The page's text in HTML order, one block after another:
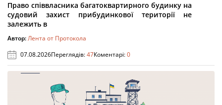
Право співвласника багатоквартирного будинку на
судовий захист прибудинкової території не
залежить в
Автор:Лента от Протокола
07.08.2026Переглядів:47Коментарі:0